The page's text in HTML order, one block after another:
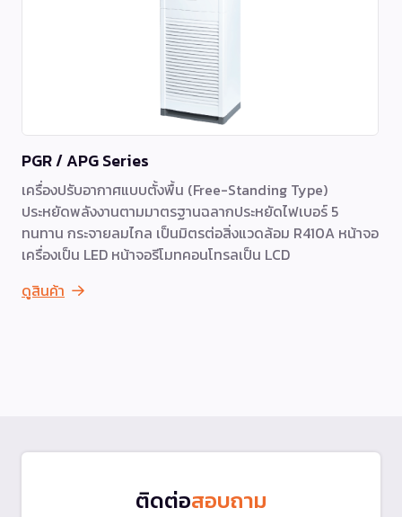
PGR / APG Series
เครื่องปรับอากาศแบบตั้งพื้น (Free-Standing Type)
ประหยัดพลังงานตามมาตรฐานฉลากประหยัดไฟเบอร์ 5
ทนทาน กระจายลมไกล เป็นมิตรต่อสิ่งแวดล้อม R410A หน้าจอ
เครื่องเป็น LED หน้าจอรีโมทคอนโทรลเป็น LCD
ดูสินค้า
ติดต่อสอบถาม